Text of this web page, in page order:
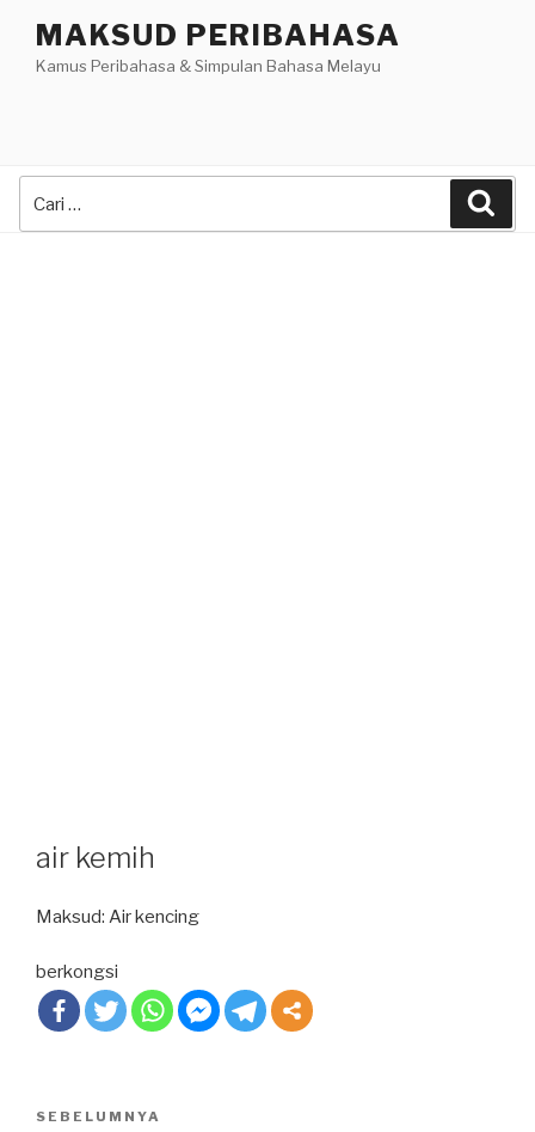
content
MAKSUD PERIBAHASA
Kamus Peribahasa & Simpulan Bahasa Melayu
air kemih
Maksud: Air kencing
berkongsi
Post
Previous
SEBELUMNYA